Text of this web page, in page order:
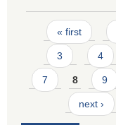
Pages
« first
3 4
7 8 9
next ›